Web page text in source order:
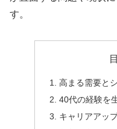
す。
高まる需要と
40代の経験を
キャリアアッ